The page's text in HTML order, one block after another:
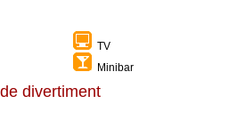
TV
Minibar
divertiment